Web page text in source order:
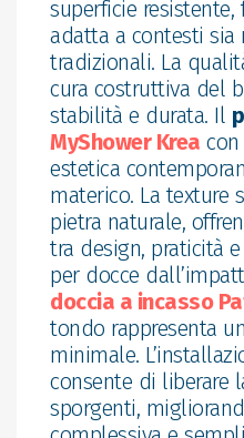
superficie
adatta a contesti sia
tradizionali. La
cura costruttiva del
stabilità e durata. Il
MyShower Krea
estetica
materico. La texture
pietra naturale,
tra design, praticità
per docce
doccia a incasso
tondo rappresenta
minimale.
consente di liberare
sporgenti,